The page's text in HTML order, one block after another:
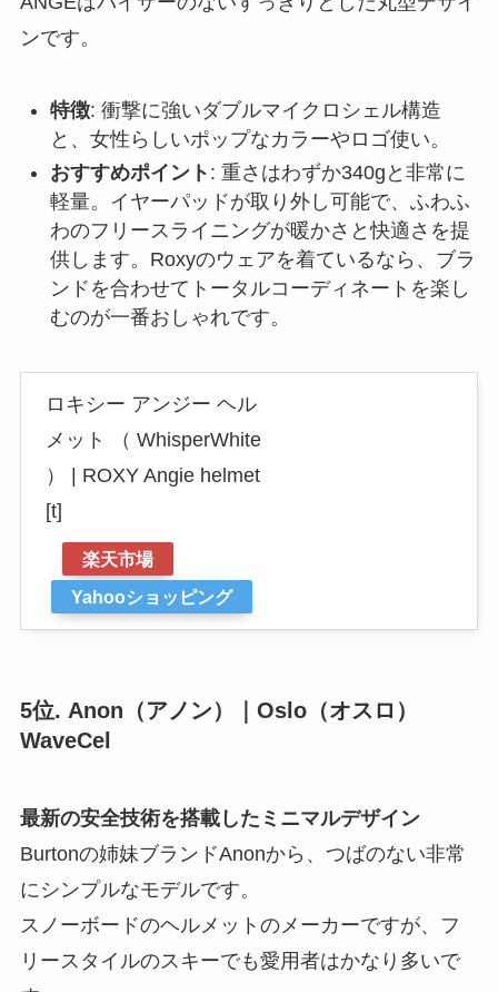
ンです。
特徴: 衝撃に強いダブルマイクロシェル構造
と、女性らしいポップなカラーやロゴ使い。
おすすめポイント : 重さはわずか340gと非常に
軽量。イヤーパッドが取り外し可能で、ふわふ
わのフリースライニングが暖かさと快適さを提
供します。Roxyのウェアを着ているなら、ブラ
ンドを合わせてトータルコーディネートを楽し
むのが一番おしゃれです。
ロキシー アンジー ヘル
メット （ WhisperWhite
） | ROXY Angie helmet
[t]
楽天市場
Yahooショッピング
5位. Anon（アノン）｜Oslo（オスロ）
WaveCel
最新の安全技術を搭載したミニマルデザイン
Burtonの姉妹ブランドAnonから、つばのない非常
にシンプルなモデルです。
スノーボードのヘルメットのメーカーですが、フ
リースタイルのスキーでも愛用者はかなり多いで